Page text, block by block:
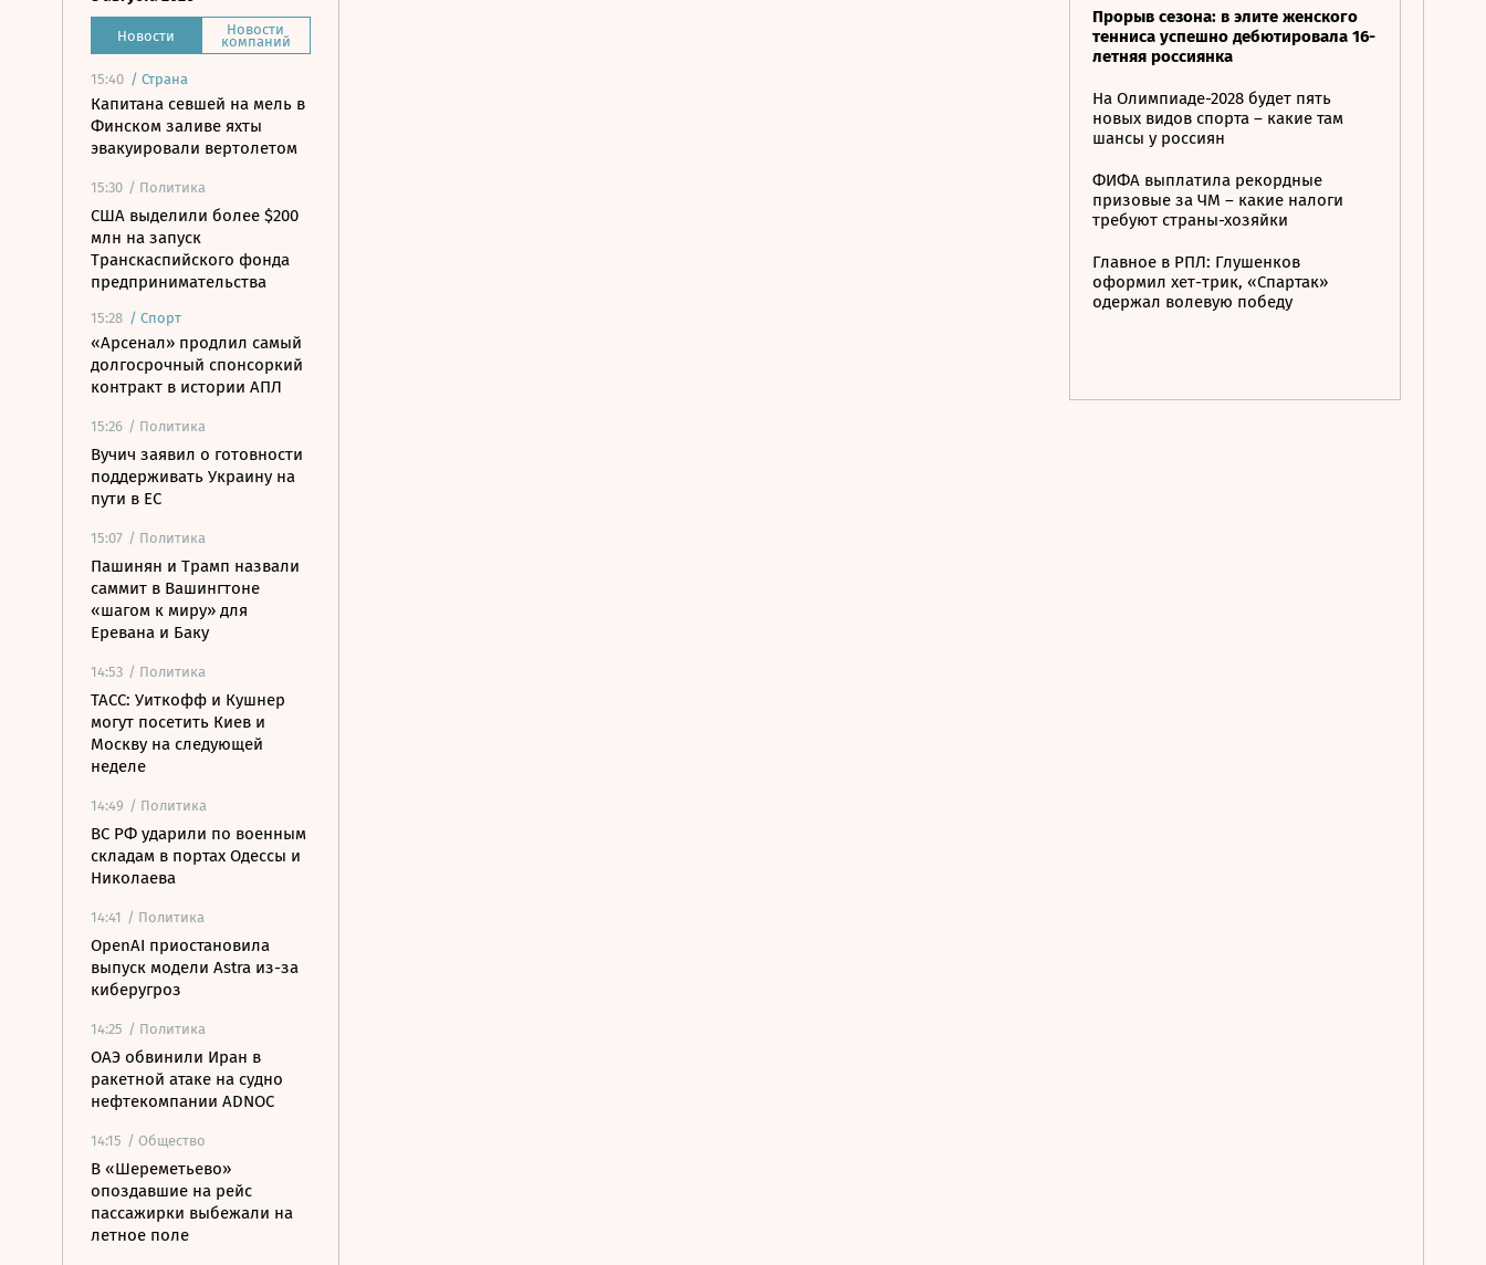
Новости Новости
компаний
15:40 / Страна
Капитана севшей на мель в
Финском заливе яхты
эвакуировали вертолетом
15:30 / Политика
США выделили более $200
млн на запуск
Транскаспийского фонда
предпринимательства
15:28 / Спорт
«Арсенал» продлил самый
долгосрочный спонсоркий
контракт в истории АПЛ
15:26 / Политика
Вучич заявил о готовности
поддерживать Украину на
пути в ЕС
15:07 / Политика
Пашинян и Трамп назвали
саммит в Вашингтоне
«шагом к миру» для
Еревана и Баку
14:53 / Политика
ТАСС: Уиткофф и Кушнер
могут посетить Киев и
Москву на следующей
неделе
14:49 / Политика
ВС РФ ударили по военным
складам в портах Одессы и
Николаева
14:41 / Политика
OpenAI приостановила
выпуск модели Astra из-за
киберугроз
14:25 / Политика
ОАЭ обвинили Иран в
ракетной атаке на судно
нефтекомпании ADNOC
14:15 / Общество
В «Шереметьево»
опоздавшие на рейс
пассажирки выбежали на
летное поле
Прорыв сезона: в элите женского
тенниса успешно дебютировала 16-
летняя россиянка
На Олимпиаде-2028 будет пять
новых видов спорта – какие там
шансы у россиян
ФИФА выплатила рекордные
призовые за ЧМ – какие налоги
требуют страны-хозяйки
Главное в РПЛ: Глушенков
оформил хет-трик, «Спартак»
одержал волевую победу